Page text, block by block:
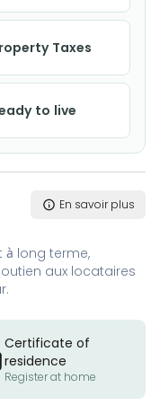
Taxes
to live
En savoir plus
à long terme,
aux locataires
Certificate of
residence
Register at home